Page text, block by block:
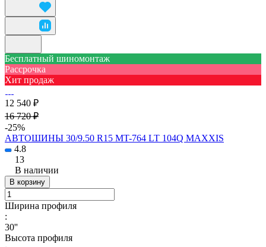
Бесплатный шиномонтаж
Рассрочка
Хит продаж
12 540 ₽
16 720 ₽
-25%
АВТОШИНЫ 30/9.50 R15 MT-764 LT 104Q MAXXIS
4.8
13
В наличии
В корзину
Ширина профиля
:
30''
Высота профиля